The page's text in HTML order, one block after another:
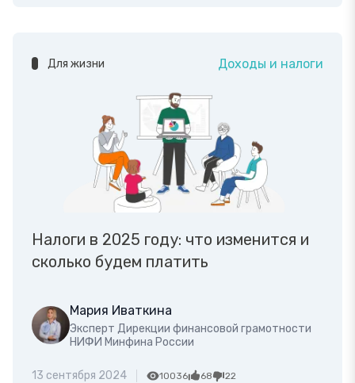
Для жизни Доходы и налоги
Налоги в 2025 году: что изменится и
сколько будем платить
Мария Иваткина
Эксперт Дирекции финансовой грамотности
НИФИ Минфина России
13 сентября 2024 10036 68 22